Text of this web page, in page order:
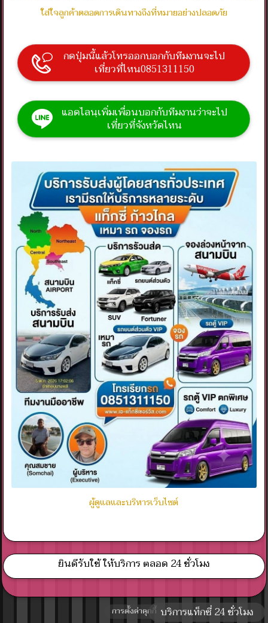
ใส่ใจลูกค้าตลอดการเดินทางถึงที่หมายอย่างปลอดภัย
กดปุ่มนี้แล้วโทรออกบอกกับทีมงานจะไป
เที่ยวที่ไหน0851311150
แอดไลนฺเพิ่มเพื่อนบอกกับทีมงานว่าจะไป
เที่ยวที่จังหวัดไหน
ผู้ดูแลและบริหารเว็บไซต์
ยินดีรับใช้ ให้บริการ ตลอด 24 ชั่วโมง
การตั้งค่าคุกกี้ บริการแท็กซี่ 24 ชั่วโมง